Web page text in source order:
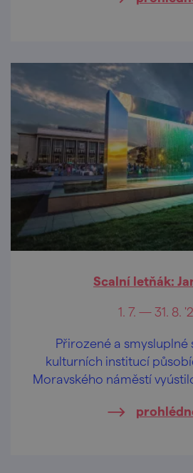
Scalní letňák:
1. 7. — 31. 8.
Přirozené a smysluplné
kulturních institucí
Moravského náměstí